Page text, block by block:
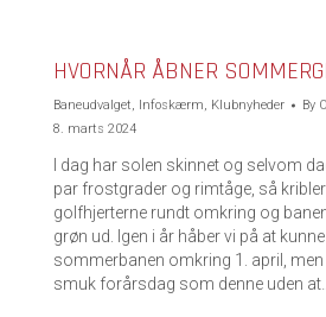
HVORNÅR ÅBNER
Baneudvalget, Infoskærm, Klubnyheder By
8. marts 2024
I dag har solen skinnet og selvom
par frostgrader og rimtåge, så
golfhjerterne rundt omkring og
grøn ud. Igen i år håber vi på at
sommerbanen omkring 1. april, men
smuk forårsdag som denne uden at…